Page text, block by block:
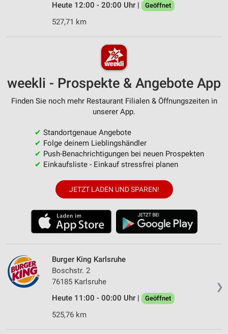
Heute 12:00 - 20:00 Uhr |
Geöffnet
527,71 km
weekli - Prospekte & Angebote App
Finden Sie noch mehr Restaurant Filialen & Öffnungszeiten in
unserer App.
✔ Standortgenaue Angebote
✔ Folge deinem Lieblingshändler
✔ Push-Benachrichtigungen bei neuen Prospekten
✔ Einkaufsliste - Einkauf stressfrei planen
JETZT LADEN UND SPAREN!
❯
Burger King Karlsruhe
Boschstr. 2
76185 Karlsruhe
Heute 11:00 - 00:00 Uhr |
Geöffnet
525,76 km